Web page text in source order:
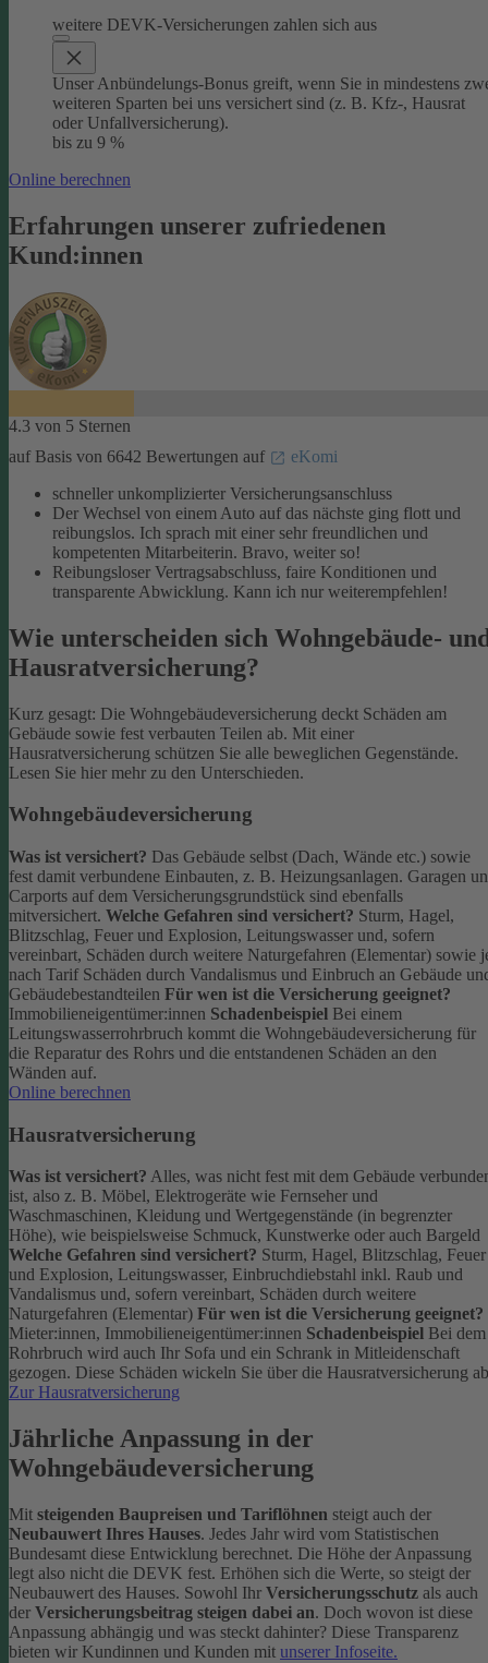
weitere DEVK-Versicherungen zahlen sich aus
Unser Anbündelungs-Bonus greift, wenn Sie in mindestens
weiteren Sparten bei uns versichert sind (z. B. Kfz-, Hausrat
oder Unfallversicherung).
bis zu 9 %
Online berechnen
Erfahrungen unserer zufriedenen
Kund:innen
4.3 von 5 Sternen
auf Basis von 6642 Bewertungen auf
eKomi
schneller unkomplizierter Versicherungsanschluss
Der Wechsel von einem Auto auf das nächste ging flott und
reibungslos. Ich sprach mit einer sehr freundlichen und
kompetenten Mitarbeiterin. Bravo, weiter so!
Reibungsloser Vertragsabschluss, faire Konditionen und
transparente Abwicklung. Kann ich nur weiterempfehlen!
Wie unterscheiden sich Wohngebäude-
Hausratversicherung?
Kurz gesagt: Die Wohngebäudeversicherung deckt Schäden am
Gebäude sowie fest verbauten Teilen ab. Mit einer
Hausratversicherung schützen Sie alle beweglichen Gegenstände.
Lesen Sie hier mehr zu den Unterschieden.
Wohngebäudeversicherung
Was ist versichert? Das Gebäude selbst (Dach, Wände etc.) sowie
fest damit verbundene Einbauten, z. B. Heizungsanlagen. Garagen
Carports auf dem Versicherungsgrundstück sind ebenfalls
mitversichert. Welche Gefahren sind versichert? Sturm, Hagel,
Blitzschlag, Feuer und Explosion, Leitungswasser und, sofern
vereinbart, Schäden durch weitere Naturgefahren (Elementar) sowie
nach Tarif Schäden durch Vandalismus und Einbruch an Gebäude
Gebäudebestandteilen Für wen ist die Versicherung geeignet?
Immobilieneigentümer:innen Schadenbeispiel Bei einem
Leitungswasserrohrbruch kommt die Wohngebäudeversicherung für
die Reparatur des Rohrs und die entstandenen Schäden an den
Wänden auf.
Online berechnen
Hausratversicherung
Was ist versichert? Alles, was nicht fest mit dem Gebäude
ist, also z. B. Möbel, Elektrogeräte wie Fernseher und
Waschmaschinen, Kleidung und Wertgegenstände (in begrenzter
Höhe), wie beispielsweise Schmuck, Kunstwerke oder auch Bargeld
Welche Gefahren sind versichert? Sturm, Hagel, Blitzschlag, Feuer
und Explosion, Leitungswasser, Einbruchdiebstahl inkl. Raub und
Vandalismus und, sofern vereinbart, Schäden durch weitere
Naturgefahren (Elementar) Für wen ist die Versicherung geeignet?
Mieter:innen, Immobilieneigentümer:innen Schadenbeispiel Bei dem
Rohrbruch wird auch Ihr Sofa und ein Schrank in Mitleidenschaft
gezogen. Diese Schäden wickeln Sie über die Hausratversicherung
Zur Hausratversicherung
Jährliche Anpassung in der
Wohngebäudeversicherung
Mit steigenden Baupreisen und Tariflöhnen steigt auch der
Neubauwert Ihres Hauses. Jedes Jahr wird vom Statistischen
Bundesamt diese Entwicklung berechnet. Die Höhe der Anpassung
legt also nicht die DEVK fest. Erhöhen sich die Werte, so steigt der
Neubauwert des Hauses. Sowohl Ihr Versicherungsschutz als auch
der Versicherungsbeitrag steigen dabei an. Doch wovon ist diese
Anpassung abhängig und was steckt dahinter? Diese Transparenz
bieten wir Kundinnen und Kunden mit unserer Infoseite.